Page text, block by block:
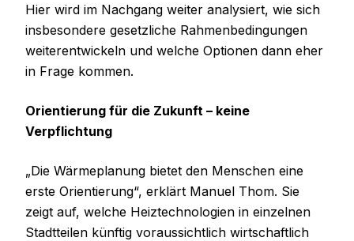
Hier wird im Nachgang weiter analysiert, wie sich
insbesondere gesetzliche Rahmenbedingungen
weiterentwickeln und welche Optionen dann eher
in Frage kommen.
Orientierung für die Zukunft – keine
Verpflichtung
„Die Wärmeplanung bietet den Menschen eine
erste Orientierung“, erklärt Manuel Thom. Sie
zeigt auf, welche Heiztechnologien in einzelnen
Stadtteilen künftig voraussichtlich wirtschaftlich